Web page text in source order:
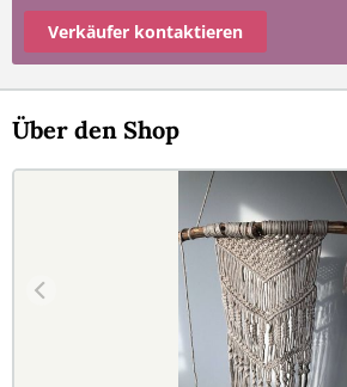
Verkäufer kontaktieren
Über den Shop